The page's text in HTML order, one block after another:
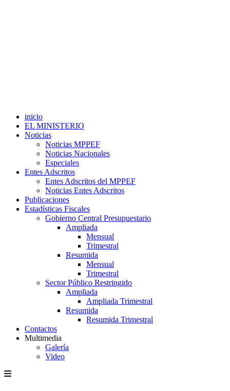
inicio
EL MINISTERIO
Noticias
Noticias MPPEF
Noticias Nacionales
Especiales
Entes Adscritos
Entes Adscritos del MPPEF
Noticias Entes Adscritos
Publicaciones
Estadísticas Fiscales
Gobierno Central Presupuestario
Ampliada
Mensual
Trimestral
Resumida
Mensual
Trimestral
Sector Público Restringido
Ampliada
Ampliada Trimestral
Resumida
Resumida Trimestral
Contactos
Multimedia
Galería
Video